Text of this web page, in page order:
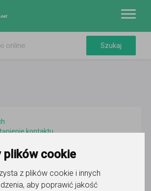
plików cookie
z plików cookie i innych
aby poprawić jakość
kontaktu